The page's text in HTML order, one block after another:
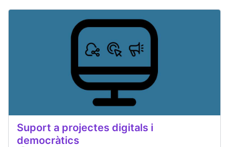
Suport a projectes digitals i
democràtics